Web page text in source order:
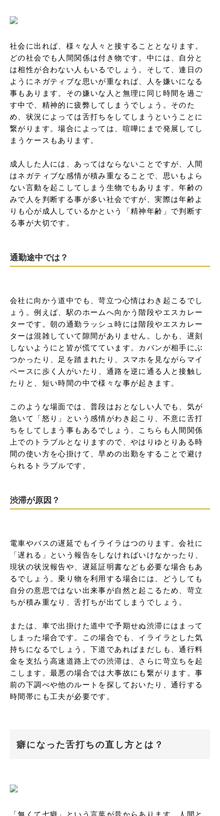
社会に出れば、様々な人々と接することとなります。
どの社会でも人間関係は付き物です。中には、自分と
は相性が合わない人もいるでしょう。そして、連日の
ようにネガティブな思いが重なれば、人を嫌いになる
事もあります。その嫌いな人と無理に同じ時間を過ご
す中で、精神的に疲弊してしまうでしょう。そのた
め、状況によっては舌打ちをしてしまうということに
繋がります。場合によっては、喧嘩にまで発展してし
まうケースもあります。
成人した人には、あってはならないことですが、人間
はネガティブな感情が積み重なることで、思いもよら
ない言動を起こしてしまう生物でもあります。年齢の
みで人を判断する事が多い社会ですが、実際は年齢よ
りも心が成人しているかという「精神年齢」で判断す
る事が大切です。
通勤途中では？
会社に向かう道中でも、苛立つ心情はわき起こるでし
ょう。例えば、駅のホームへ向かう階段やエスカレー
ターです。朝の通勤ラッシュ時には階段やエスカレー
ターは混雑していて隙間がありません。しかも、遅刻
しないようにと皆が慌てています。カバンが相手にぶ
つかったり、足を踏まれたり、スマホを見ながらマイ
ペースに歩く人がいたり、通路を逆に通る人と接触し
たりと、短い時間の中で様々な事が起きます。
このような場面では、普段はおとなしい人でも、気が
急いて「怒り」という感情がわき起こり、不意に舌打
ちをしてしまう事もあるでしょう。こちらも人間関係
上でのトラブルとなりますので、やはりゆとりある時
間の使い方を心掛けて、早めの出勤をすることで避け
られるトラブルです。
渋滞が原因？
電車やバスの遅延でもイライラはつのります。会社に
「遅れる」という報告をしなければいけなかったり、
現状の状況報告や、遅延証明書なども必要な場合もあ
るでしょう。乗り物を利用する場合には、どうしても
自分の意思ではない出来事が自然と起こるため、苛立
ちが積み重なり、舌打ちが出てしまうでしょう。
または、車で出掛けた道中で予期せぬ渋滞にはまって
しまった場合です。この場合でも、イライラとした気
持ちになるでしょう。下道であればまだしも、通行料
金を支払う高速道路上での渋滞は、さらに苛立ちを起
こします。最悪の場合では大事故にも繋がります。事
前の下調べや他のルートを探しておいたり、通行する
時間帯にも工夫が必要です。
癖になった舌打ちの直し方とは？
「無くて七癖」という言葉が昔からあります。人間と